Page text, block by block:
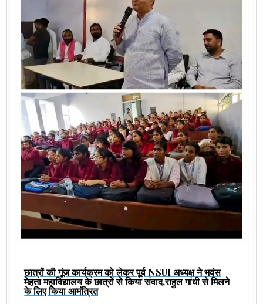
छात्रों की गूंज कार्यक्रम को लेकर पूर्व NSUI अध्यक्ष ने भवंस
मेहता महाविद्यालय के छात्रों से किया संवाद,राहुल गांधी से मिलने
के लिए किया आमंत्रित